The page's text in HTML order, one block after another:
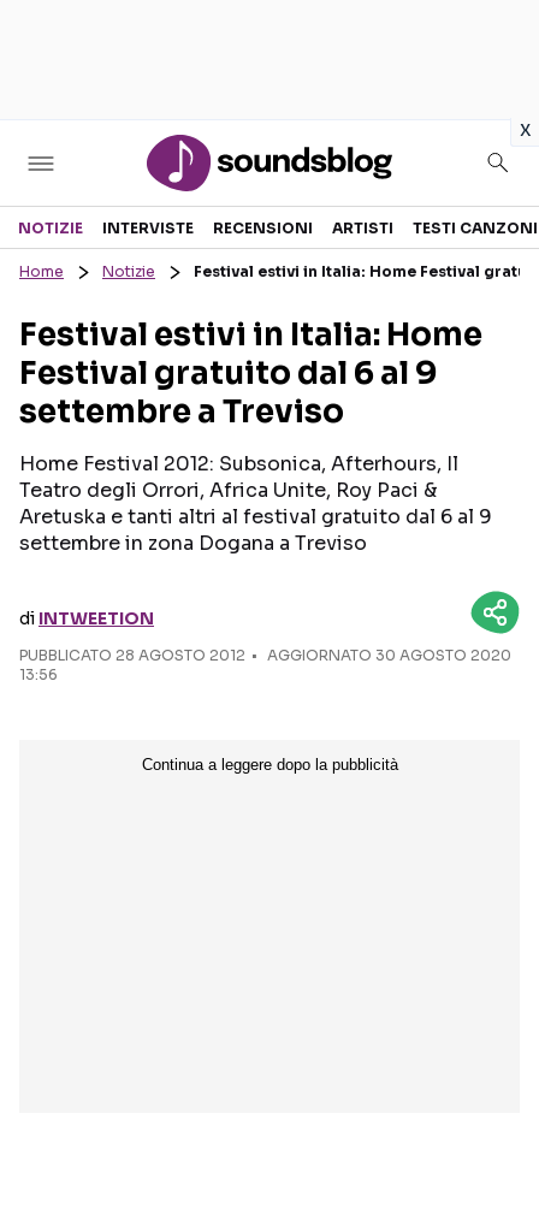
x
Sezioni
RECENSIONI MUSICALI
INTERVISTE
GOSSIP E CURIOSITÀ
TESTI CANZONI
TOUR ED EVENTI
TALENT SHOW
NOTIZIE INTERVISTE RECENSIONI ARTISTI TESTI CANZONI
Home Notizie Festival estivi in Italia: Home Festival
Festival estivi in Italia: Home
Festival gratuito dal 6 al 9
settembre a Treviso
Home Festival 2012: Subsonica, Afterhours, Il
Teatro degli Orrori, Africa Unite, Roy Paci &
Aretuska e tanti altri al festival gratuito dal 6 al 9
settembre in zona Dogana a Treviso
di INTWEETION
PUBBLICATO 28 AGOSTO 2012
AGGIORNATO 30 AGOSTO 2020
13:56